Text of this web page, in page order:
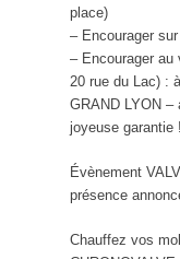
place)
– Encourager
– Encourager au
20 rue du Lac) :
GRAND LYON
joyeuse garantie !
Évènement
présence
Chauffez vos